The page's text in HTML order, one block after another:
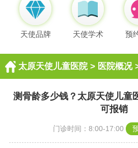
天使品牌 天使学术 预
太原天使儿童医院> 医院概况
测骨龄多少钱？太原天使儿童
可报销
门诊时间：8:00-17:00